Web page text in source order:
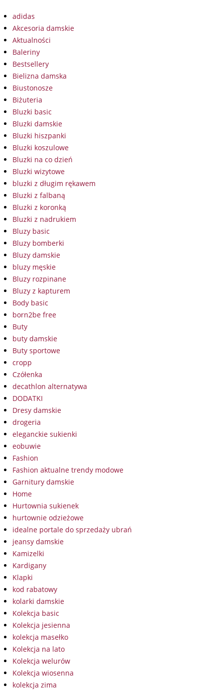
adidas
Akcesoria damskie
Aktualności
Baleriny
Bestsellery
Bielizna damska
Biustonosze
Biżuteria
Bluzki basic
Bluzki damskie
Bluzki hiszpanki
Bluzki koszulowe
Bluzki na co dzień
Bluzki wizytowe
bluzki z długim rękawem
Bluzki z falbaną
Bluzki z koronką
Bluzki z nadrukiem
Bluzy basic
Bluzy bomberki
Bluzy damskie
bluzy męskie
Bluzy rozpinane
Bluzy z kapturem
Body basic
born2be free
Buty
buty damskie
Buty sportowe
cropp
Czółenka
decathlon alternatywa
DODATKI
Dresy damskie
drogeria
eleganckie sukienki
eobuwie
Fashion
Fashion aktualne trendy modowe
Garnitury damskie
Home
Hurtownia sukienek
hurtownie odzieżowe
idealne portale do sprzedaży ubrań
jeansy damskie
Kamizelki
Kardigany
Klapki
kod rabatowy
kolarki damskie
Kolekcja basic
Kolekcja jesienna
kolekcja masełko
Kolekcja na lato
Kolekcja welurów
Kolekcja wiosenna
kolekcja zima